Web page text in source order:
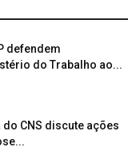
defendem
do Trabalho ao...
CNS discute ações